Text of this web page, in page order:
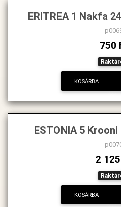
ERITREA 1 Nakfa
750
KOSÁRBA
ESTONIA 5 Krooni
2
KOSÁRBA